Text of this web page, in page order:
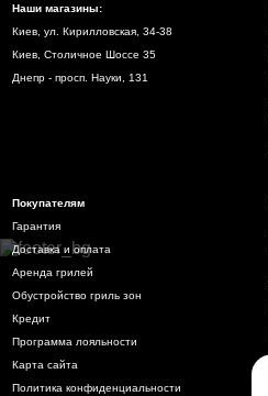
Наши магазины:
Киев, ул. Кирилловская, 34-38
Киев, Столичное Шоссе 35
Днепр - просп. Науки, 131
Покупателям
Гарантия
Доставка и оплата
Аренда грилей
Обустройство гриль зон
Кредит
Программа лояльности
Карта сайта
Политика конфиденциальности